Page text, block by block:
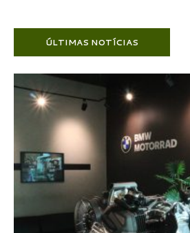
ÚLTIMAS NOTÍCIAS